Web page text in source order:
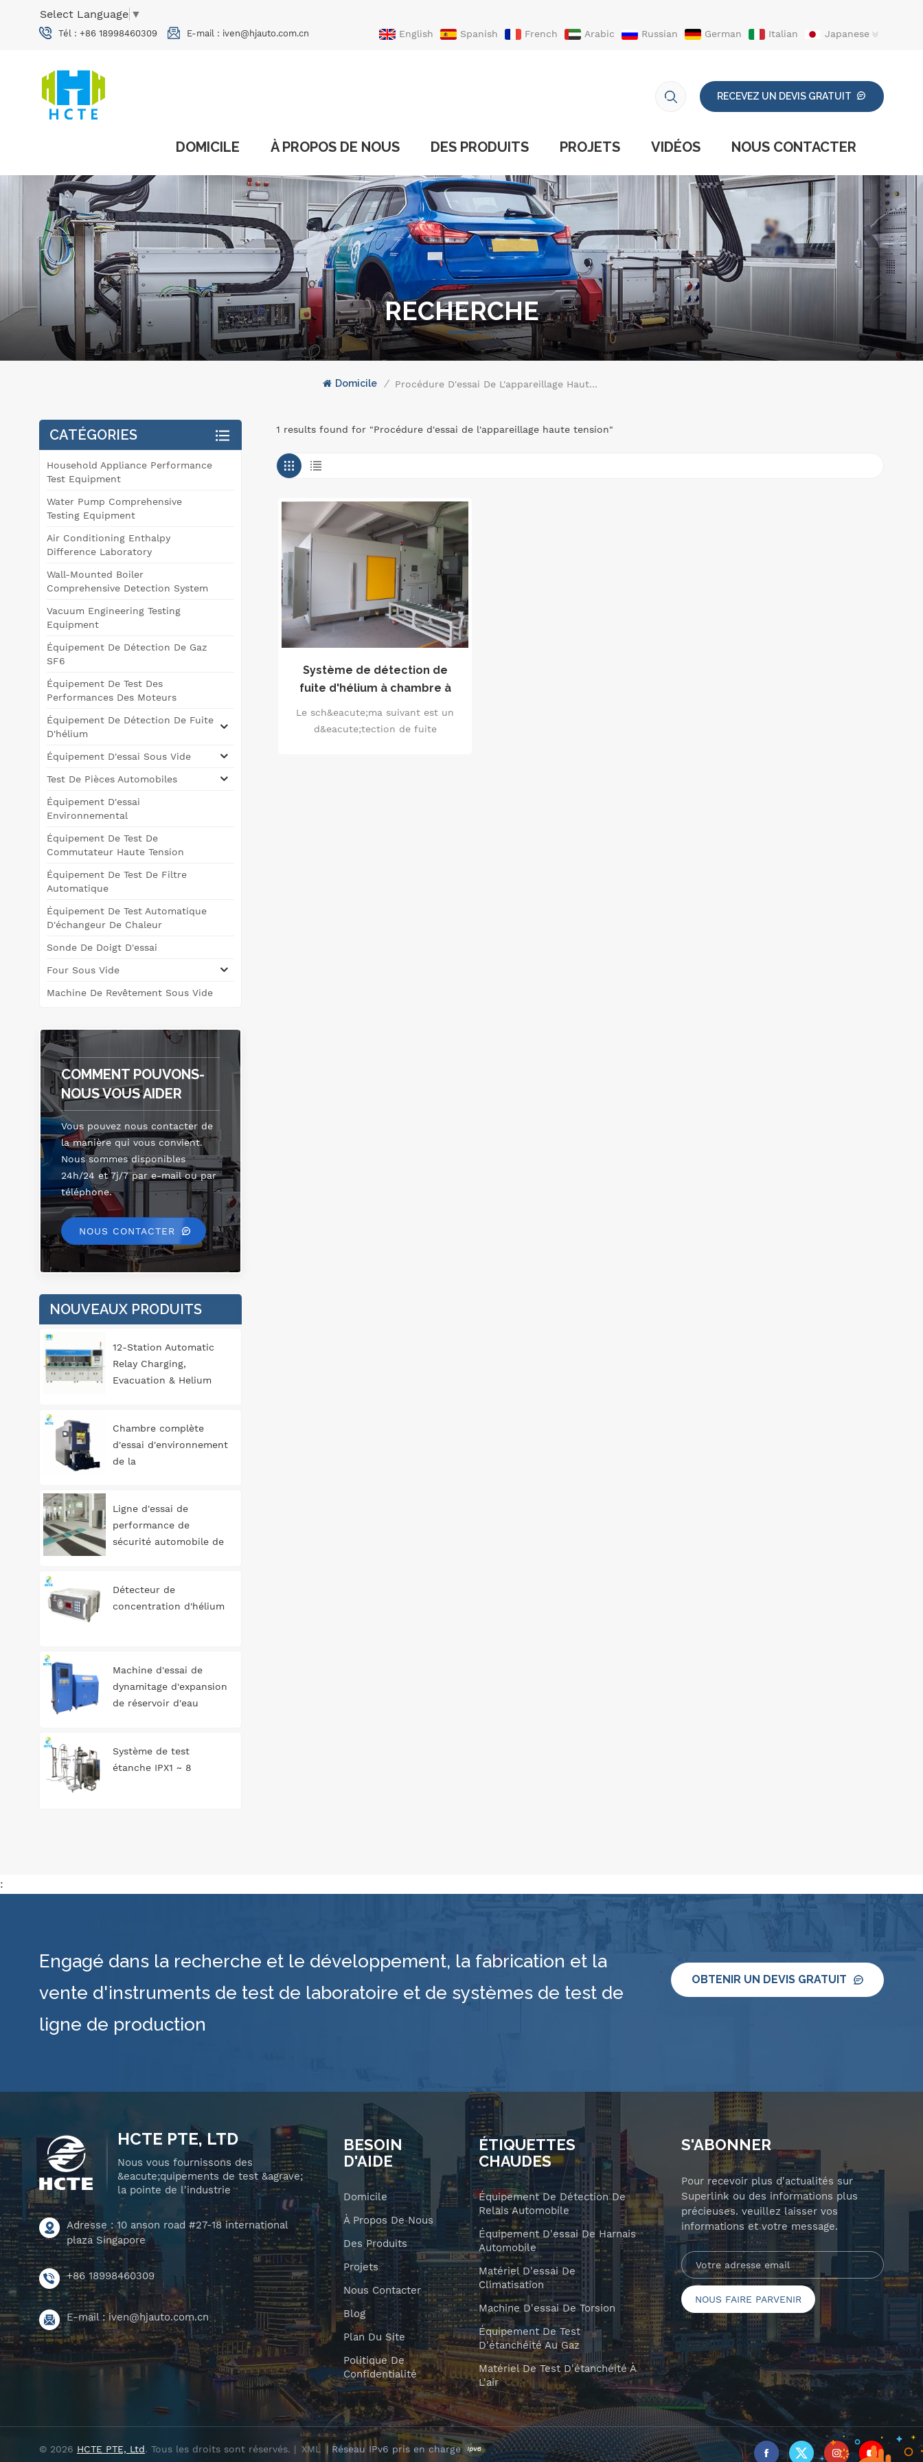
Select Language ▼
Tél : +86 18998460309 E-mail : iven@hjauto.com.cn English Spanish French Arabic Russian German Italian
Japanese
RECEVEZ UN DEVIS GRATUIT
DOMICILE À PROPOS DE NOUS DES PRODUITS PROJETS VIDÉOS NOUS CONTACTER
RECHERCHE
Domicile / Procédure D'essai De L'appareillage Haute Tension
1 results found for "Procédure d'essai de l'appareillage haute tension"
Système de détection de
fuite d'hélium à chambre à
Le sch&eacute;ma suivant est un
d&eacute;tection de fuite
CATÉGORIES
Household Appliance Performance
Test Equipment
Water Pump Comprehensive
Testing Equipment
Air Conditioning Enthalpy
Difference Laboratory
Wall-Mounted Boiler
Comprehensive Detection System
Vacuum Engineering Testing
Equipment
Équipement De Détection De Gaz
SF6
Équipement De Test Des
Performances Des Moteurs
Équipement De Détection De Fuite
D'hélium
Équipement D'essai Sous Vide
Test De Pièces Automobiles
Équipement D'essai
Environnemental
Équipement De Test De
Commutateur Haute Tension
Équipement De Test De Filtre
Automatique
Équipement De Test Automatique
D'échangeur De Chaleur
Sonde De Doigt D'essai
Four Sous Vide
Machine De Revêtement Sous Vide
COMMENT POUVONS-
NOUS VOUS AIDER
Vous pouvez nous contacter de
la manière qui vous convient.
Nous sommes disponibles
24h/24 et 7j/7 par e-mail ou par
téléphone.
NOUS CONTACTER
NOUVEAUX PRODUITS
12-Station Automatic
Relay Charging,
Evacuation & Helium
Automotive
Components
Chambre complète
d'essai d'environnement
de la
Ligne d'essai de
performance de
sécurité automobile de
Détecteur de
concentration d'hélium
Machine d'essai de
dynamitage d'expansion
de réservoir d'eau
Système de test
étanche IPX1 ~ 8
:
Engagé dans la recherche et le développement, la fabrication et la
vente d'instruments de test de laboratoire et de systèmes de test de
ligne de production
OBTENIR UN DEVIS GRATUIT
HCTE PTE, LTD
Nous vous fournissons des
&eacute;quipements de test &agrave;
la pointe de l'industrie
Adresse : 10 anson road #27-18 international
plaza Singapore
+86 18998460309
E-mail :iven@hjauto.com.cn
S'ABONNER
Pour recevoir plus d'actualités sur
Superlink ou des informations plus
précieuses. veuillez laisser vos
informations et votre message.
BESOIN
D'AIDE
Domicile
À Propos De Nous
Des Produits
Projets
Nous Contacter
Blog
Plan Du Site
Politique De
Confidentialité
ÉTIQUETTES
CHAUDES
Équipement De Détection De
Relais Automobile
Équipement D'essai De Harnais
Automobile
Matériel D'essai De
Climatisation
Machine D'essai De Torsion
Équipement De Test
D'étanchéité Au Gaz
Matériel De Test D'étanchéité À
L'air
© 2026 HCTE PTE, Ltd. Tous les droits sont réservés. | XML | Réseau IPv6 pris en charge